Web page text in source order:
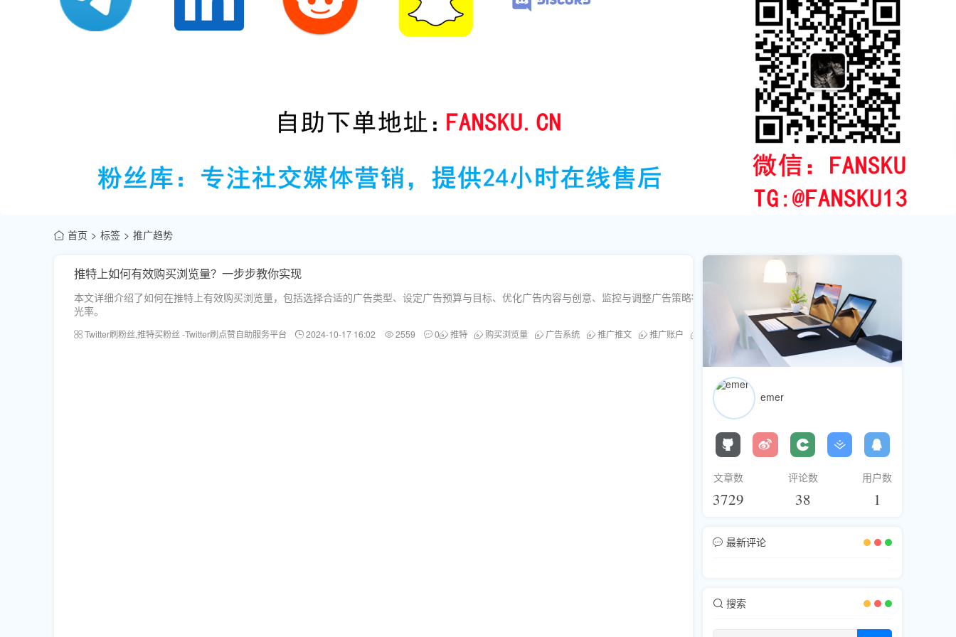
首页 标签 推广趋势
推特上如何有效购买浏览量？一步步教你实现
本文详细介绍了如何在推特上有效购买浏览量，包括选择合适的广告类型、设定广告预算与目标、优化广告内容与创意、监控与调整广告策略等内容，帮助你在短时间内快速提升账号的曝
光率。
Twitter刷粉丝,推特买粉丝 -Twitter刷点赞自助服务平台 2024-10-17 16:02 2559 0 推特 购买浏览量 广告系统 推广推文 推广账户 推广趋势 广告预算 广告优化 数据分析
emer
文章数
3729
评论数
38
用户数
1
最新评论
搜索